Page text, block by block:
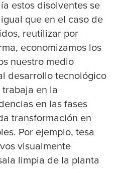
estos disolventes se
que en el caso de
reutilizar por
economizamos los
nuestro medio
desarrollo tecnológico
en la
en las fases
transformación en
Por ejemplo, tesa
visualmente
limpia de la planta